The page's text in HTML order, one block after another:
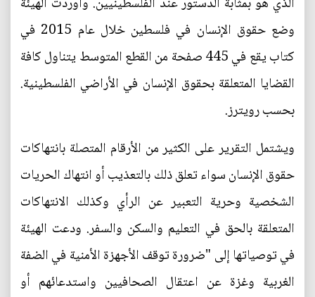
وضع حقوق الإنسان في فلسطين خلال عام 2015 في
كتاب يقع في 445 صفحة من القطع المتوسط يتناول كافة
القضايا المتعلقة بحقوق الإنسان في الأراضي الفلسطينية.
بحسب رويترز.
ويشتمل التقرير على الكثير من الأرقام المتصلة بانتهاكات
حقوق الإنسان سواء تعلق ذلك بالتعذيب أو انتهاك الحريات
الشخصية وحرية التعبير عن الرأي وكذلك الانتهاكات
المتعلقة بالحق في التعليم والسكن والسفر. ودعت الهيئة
في توصياتها إلى "ضرورة توقف الأجهزة الأمنية في الضفة
الغربية وغزة عن اعتقال الصحافيين واستدعائهم أو